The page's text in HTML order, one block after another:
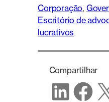
Corporação,
Escritório de
lucrativos
Compartilhar
Compartilhar no LinkedIn Compartilhar no Facebook Compartilhar no X